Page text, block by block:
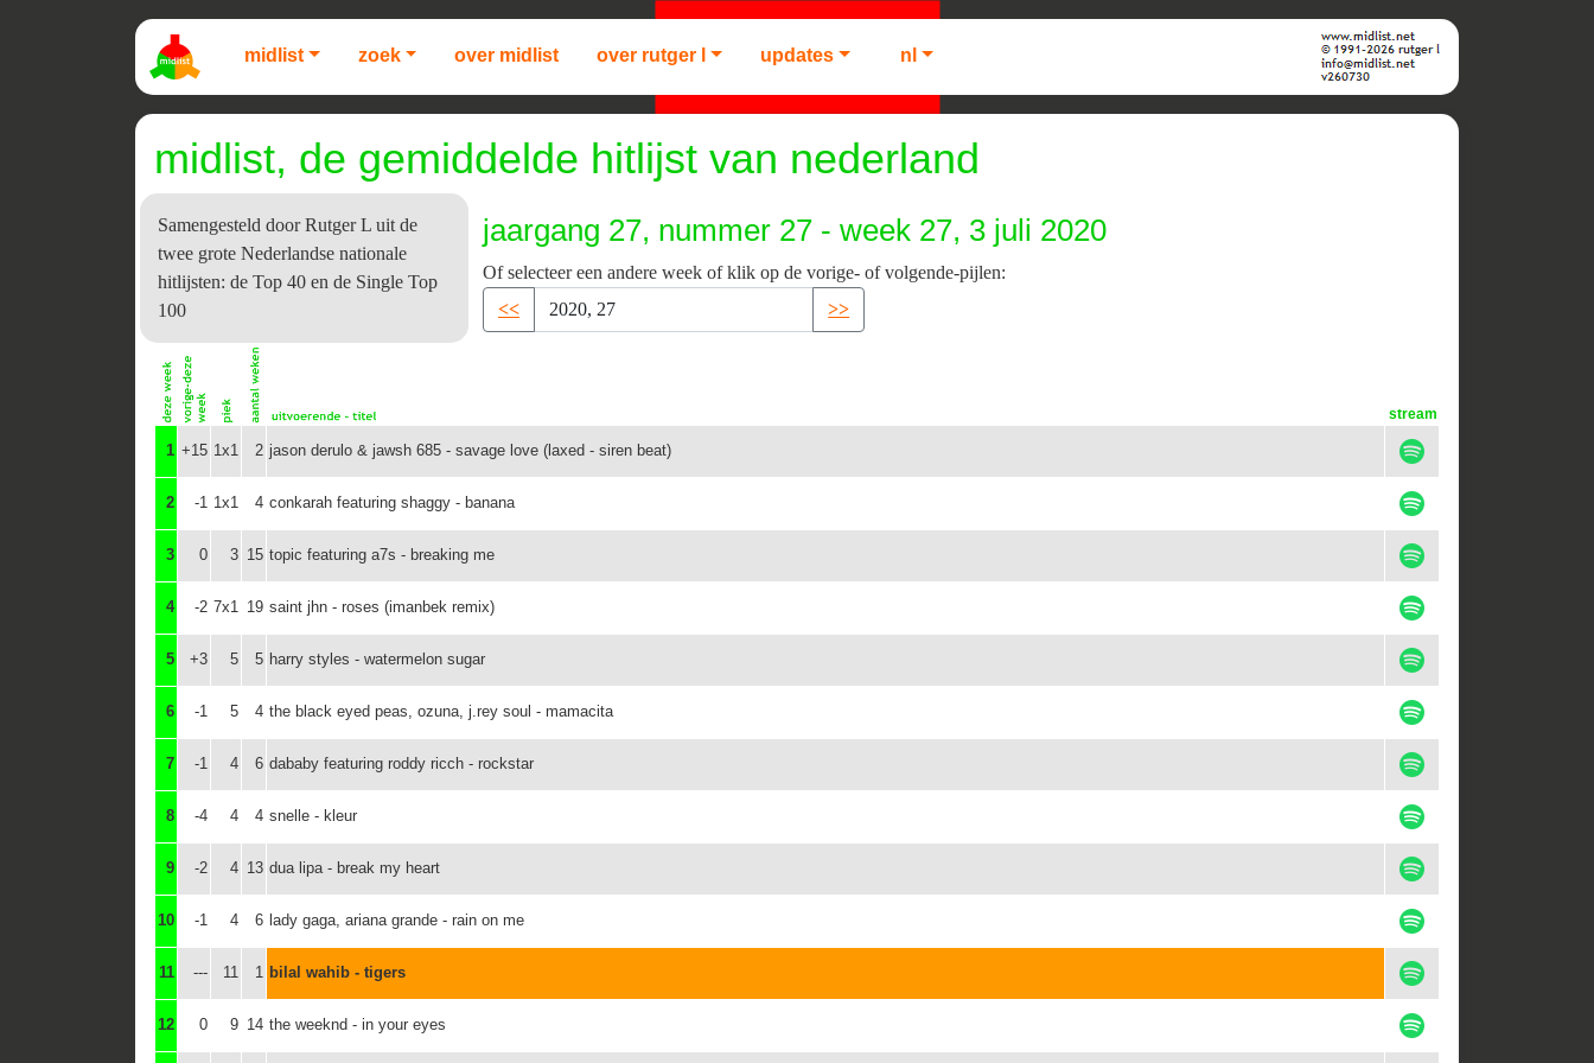
midlist zoek over midlist over rutger l updates nl
midlist, de gemiddelde hitlijst van nederland
Samengesteld door Rutger L uit de
twee grote Nederlandse nationale
hitlijsten: de Top 40 en de Single Top
100
jaargang 27, nummer 27 - week 27, 3 juli 2020
Of selecteer een andere week of klik op de vorige- of volgende-pijlen:
<<
>>
stream
1 +15 1x1 2 jason derulo & jawsh 685 - savage love (laxed - siren beat)
2 -1 1x1 4 conkarah featuring shaggy - banana
3 0 3 15 topic featuring a7s - breaking me
4 -2 7x1 19 saint jhn - roses (imanbek remix)
5 +3 5 5 harry styles - watermelon sugar
6 -1 5 4 the black eyed peas, ozuna, j.rey soul - mamacita
7 -1 4 6 dababy featuring roddy ricch - rockstar
8 -4 4 4 snelle - kleur
9 -2 4 13 dua lipa - break my heart
10 -1 4 6 lady gaga, ariana grande - rain on me
11 --- 11 1 bilal wahib - tigers
12 0 9 14 the weeknd - in your eyes